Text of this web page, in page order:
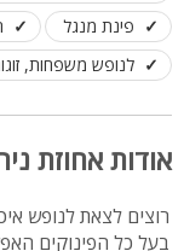
פינת מנגל
לנופש משפחות,
אודות אחוזת
רוצים לצאת לנופש
בעל כל הפינוקים